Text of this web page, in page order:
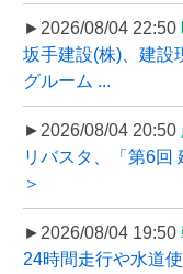
►2026/08/04 22:50
坂手建設(株)、建設
グルーム ...
►2026/08/04 20:50
リバスタ、「第6回
＞
►2026/08/04 19:50
24時間走行や水道